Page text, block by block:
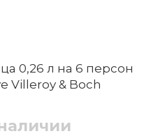
Блюдце чайное 16
0,26 л на 6 персон
Villeroy & Boch